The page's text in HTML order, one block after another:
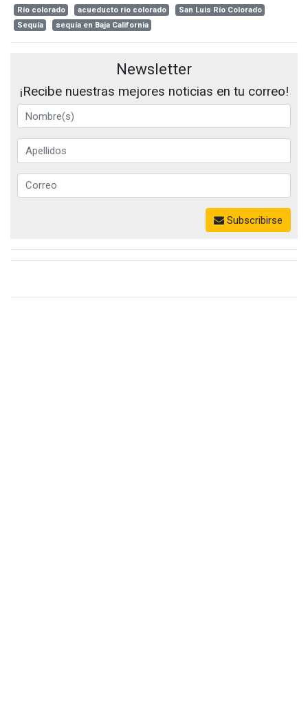
Río colorado acueducto rio colorado
San Luis Río Colorado
Sequía
sequía en Baja California
Newsletter
¡Recibe nuestras mejores noticias en tu correo!
Subscribirse